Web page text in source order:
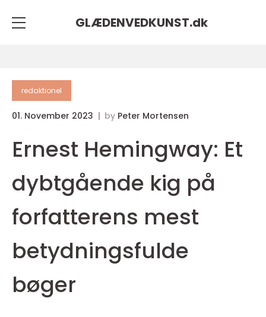
GLÆDENVEDKUNST.dk
redaktionel
01. November 2023 by Peter Mortensen
Ernest Hemingway: Et
dybtgående kig på
forfatterens mest
betydningsfulde
bøger